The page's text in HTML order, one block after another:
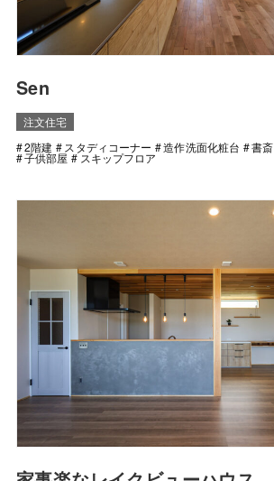
Sen
注文住宅
2階建
スタディコーナー 造作洗面化粧台 書斎
子供部屋 スキップフロア